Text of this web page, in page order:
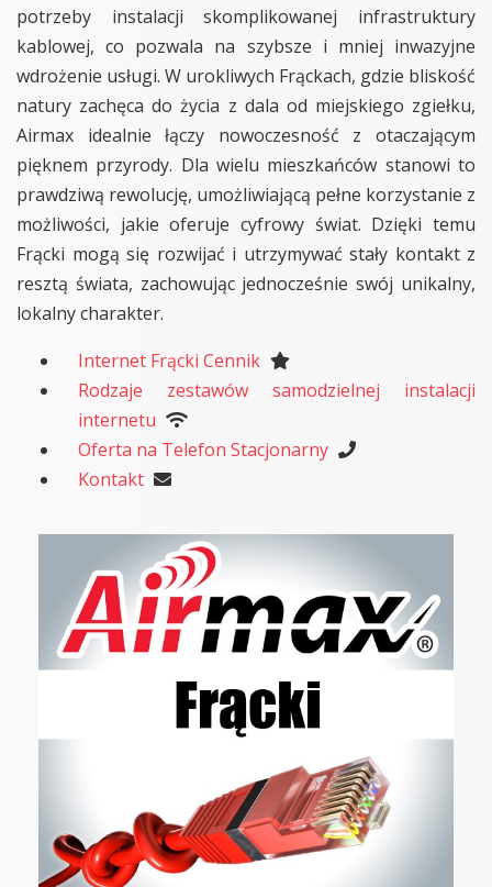
potrzeby instalacji skomplikowanej infrastruktury
kablowej, co pozwala na szybsze i mniej inwazyjne
wdrożenie usługi. W urokliwych Frąckach, gdzie bliskość
natury zachęca do życia z dala od miejskiego zgiełku,
Airmax idealnie łączy nowoczesność z otaczającym
pięknem przyrody. Dla wielu mieszkańców stanowi to
prawdziwą rewolucję, umożliwiającą pełne korzystanie z
możliwości, jakie oferuje cyfrowy świat. Dzięki temu
Frącki mogą się rozwijać i utrzymywać stały kontakt z
resztą świata, zachowując jednocześnie swój unikalny,
lokalny charakter.
Internet Frącki Cennik
Rodzaje zestawów samodzielnej instalacji
internetu
Oferta na Telefon Stacjonarny
Kontakt